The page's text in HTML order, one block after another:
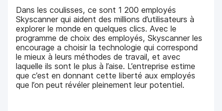
Dans les coulisses, ce sont 1 200 employés
Skyscanner qui aident des millions d’utilisateurs à
explorer le monde en quelques clics. Avec le
programme de choix des employés, Skyscanner les
encourage a choisir la technologie qui correspond
le mieux à leurs méthodes de travail, et avec
laquelle ils sont le plus à l’aise. L’entreprise estime
que c’est en donnant cette liberté aux employés
que l’on peut révéler pleinement leur potentiel.